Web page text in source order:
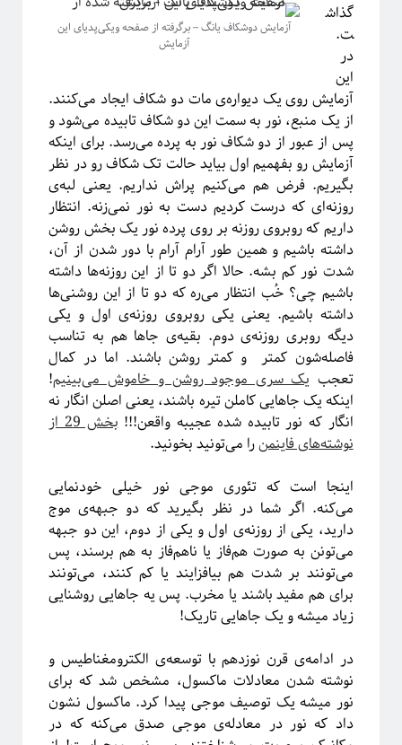
#شرح_پیچیدگی
دوره «مقدمه‌ای بر بازبهنجارش»
آزمایش دوشکاف یانگ – برگرفته از صفحه ویکی‌پدیای این
آزمایش
گذاش
ت.
در
این
آزمایش روی یک دیواره‌ی مات دو شکاف ایجاد می‌کنند.
از یک منبع، نور به سمت این دو شکاف تابیده می‌شود و
پس از عبور از دو شکاف نور به پرده می‌رسد. برای اینکه
آزمایش رو بفهمیم اول بیاید حالت تک شکاف رو در نظر
بگیریم. فرض هم می‌کنیم پراش نداریم. یعنی لبه‌ی
روزنه‌ای که درست کردیم دست به نور نمی‌زنه. انتظار
داریم که روبروی روزنه بر روی پرده نور یک بخش روشن
داشته باشیم و همین طور آرام آرام با دور شدن از آن،
شدت نور کم بشه. حالا اگر دو تا از این روزنه‌ها داشته
باشیم چی؟ خُب انتظار می‌ره که دو تا از این روشنی‌ها
داشته باشیم. یعنی یکی روبروی روزنه‌ی اول و یکی
دیگه روبری روزنه‌ی دوم. بقیه‌ی جاها هم به تناسب
فاصله‌شون کمتر و کمتر روشن باشند. اما در کمال
تعجب یک سری موجود روشن و خاموش می‌بینیم!
اینکه یک جاهایی کاملن تیره باشند، یعنی اصلن انگار نه
انگار که نور تابیده شده عجیبه واقعن!!!
بخش 29 از
نوشته‌های فاینمنرا می‌تونید بخونید.
اینجا است که تئوری موجی نور خیلی خودنمایی
می‌کنه. اگر شما در نظر بگیرید که دو جبهه‌ی موج
دارید، یکی از روزنه‌ی اول و یکی از دوم، این دو جبهه
می‌تونن به صورت هم‌فاز یا ناهم‌فاز به هم برسند، پس
می‌تونند بر شدت هم بیافزایند یا کم کنند، می‌تونند
برای هم مفید باشند یا مخرب. پس یه جاهایی روشنایی
زیاد میشه و یک جاهایی تاریک!
در ادامه‌ی قرن نوزدهم با توسعه‌ی الکترومغناطیس و
نوشته شدن معادلات ماکسول، مشخص شد که برای
نور میشه یک توصیف موجی پیدا کرد. ماکسول نشون
داد که نور در معادله‌ی موجی صدق می‌کنه که در